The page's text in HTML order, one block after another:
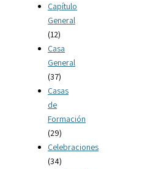
Capítulo
General
(12)
Casa
General
(37)
Casas
de
Formación
(29)
Celebraciones
(34)